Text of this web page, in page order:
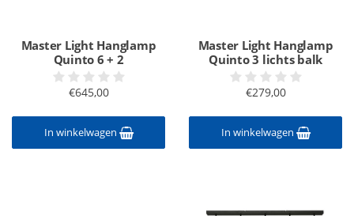
Master Light Hanglamp
Quinto 6 + 2
€645,00
In winkelwagen
Master Light Hanglamp
Quinto 3 lichts balk
€279,00
In winkelwagen